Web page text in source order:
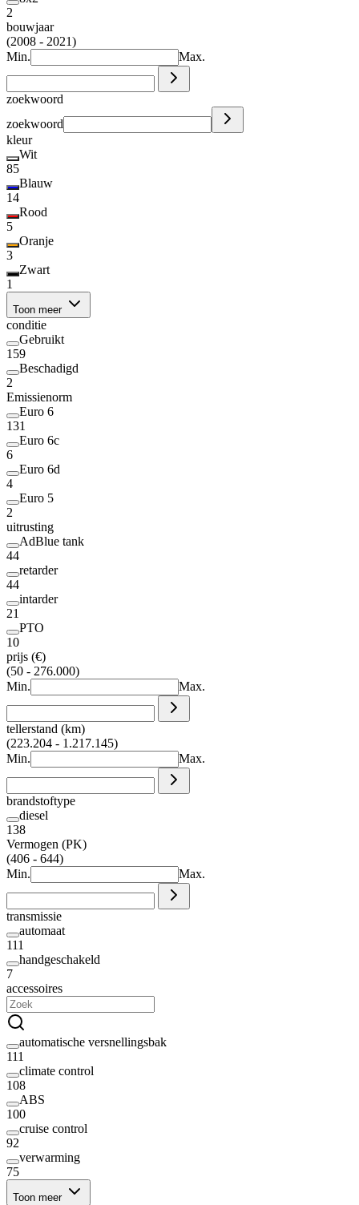
2
bouwjaar
(2008 - 2021)
Min.
Max.
zoekwoord
zoekwoord
kleur
Wit
85
Blauw
14
Rood
5
Oranje
3
Zwart
1
Toon meer
conditie
Gebruikt
159
Beschadigd
2
Emissienorm
Euro 6
131
Euro 6c
6
Euro 6d
4
Euro 5
2
uitrusting
AdBlue tank
44
retarder
44
intarder
21
PTO
10
prijs (€)
(50 - 276.000)
Min.
Max.
tellerstand (km)
(223.204 - 1.217.145)
Min.
Max.
brandstoftype
diesel
138
Vermogen (PK)
(406 - 644)
Min.
Max.
transmissie
automaat
111
handgeschakeld
7
accessoires
automatische versnellingsbak
111
climate control
108
ABS
100
cruise control
92
verwarming
75
Toon meer